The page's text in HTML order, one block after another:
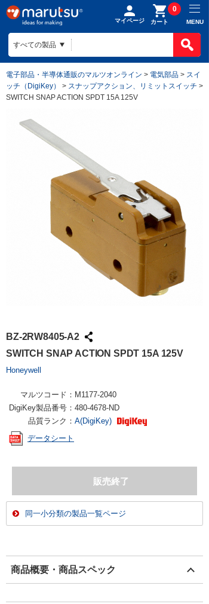
マイページ カート
0
MENU
電子部品・半導体通販のマルツオンライン > 電気部品 > スイ
ッチ（DigiKey）
> スナップアクション、リミットスイッチ >
SWITCH SNAP ACTION SPDT 15A 125V
BZ-2RW8405-A2
SWITCH SNAP ACTION SPDT 15A 125V
Honeywell
マルツコード： M1177-2040
DigiKey製品番号： 480-4678-ND
品質ランク： A(DigiKey)
データシート
同一小分類の製品一覧ページ
商品概要・商品スペック